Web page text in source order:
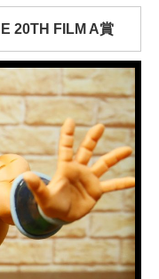
20TH FILM A賞